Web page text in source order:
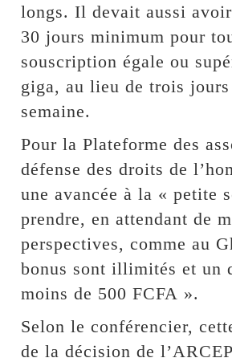
longs. Il devait aussi
30 jours minimum pour
souscription égale ou
giga, au lieu de trois jours
semaine.
Pour la Plateforme des
défense des droits de
une avancée à la « petite
prendre, en attendant de
perspectives, comme au
bonus sont illimités et un
moins de 500 FCFA ».
Selon le conférencier,
de la décision de